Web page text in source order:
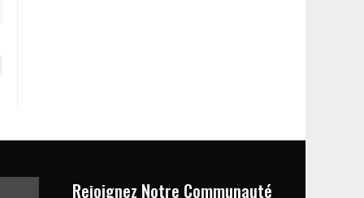
Rejoignez Notre Communauté